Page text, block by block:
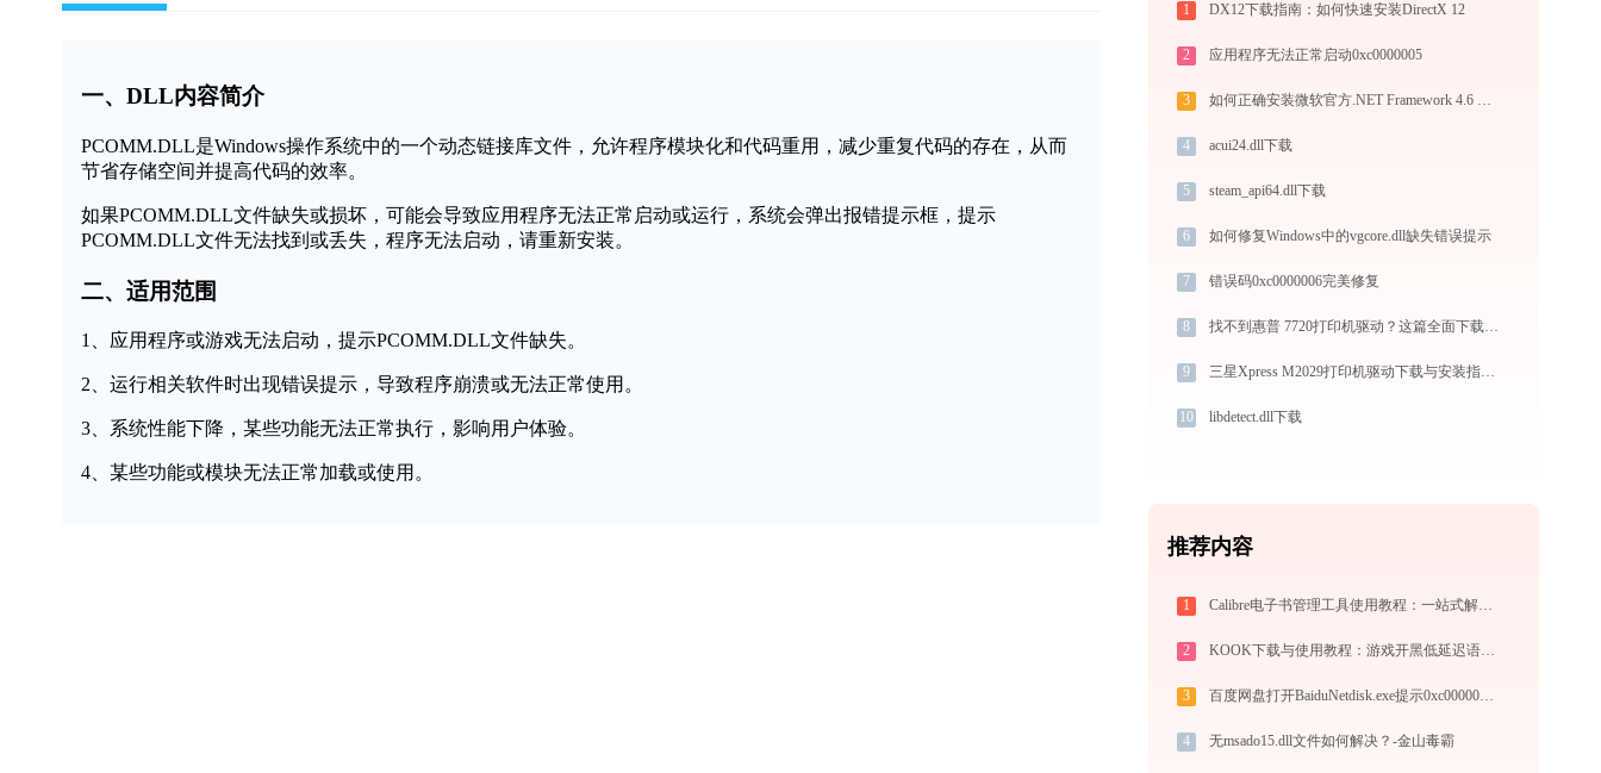
一、DLL内容简介
PCOMM.DLL是Windows操作系统中的一个动态链接库文件，允许程序模块化和代码重用，减少重复代码的存在，从而
节省存储空间并提高代码的效率。
如果PCOMM.DLL文件缺失或损坏，可能会导致应用程序无法正常启动或运行，系统会弹出报错提示框，提示
PCOMM.DLL文件无法找到或丢失，程序无法启动，请重新安装。
二、适用范围
1、应用程序或游戏无法启动，提示PCOMM.DLL文件缺失。
2、运行相关软件时出现错误提示，导致程序崩溃或无法正常使用。
3、系统性能下降，某些功能无法正常执行，影响用户体验。
4、某些功能或模块无法正常加载或使用。
1 DX12下载指南：如何快速安装DirectX 12
2 应用程序无法正常启动0xc0000005
3 如何正确安装微软官方.NET Framework 4.6 这些方法轻松搞定
4 acui24.dll下载
5 steam_api64.dll下载
6 如何修复Windows中的vgcore.dll缺失错误提示
7 错误码0xc0000006完美修复
8 找不到惠普 7720打印机驱动？这篇全面下载安装指南帮到你
9 三星Xpress M2029打印机驱动下载与安装指南：一步步教您操作
10 libdetect.dll下载
推荐内容
1 Calibre电子书管理工具使用教程：一站式解决电子书格式转换、元数据管理与设备同步
2 KOOK下载与使用教程：游戏开黑低延迟语音全指南
3 百度网盘打开BaiduNetdisk.exe提示0xc000007b错误码怎么办
4 无msado15.dll文件如何解决？-金山毒霸